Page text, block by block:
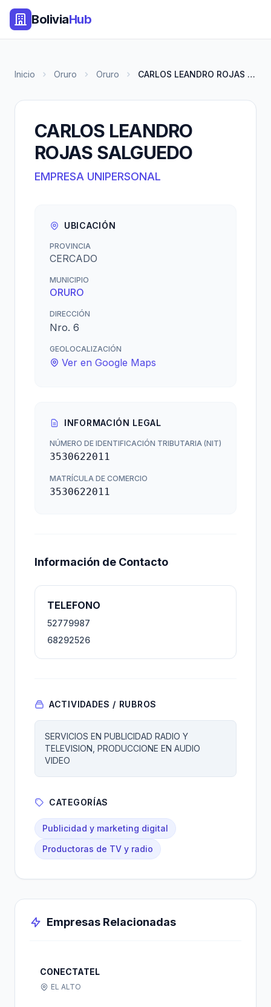
BoliviaHub
Inicio Oruro Oruro CARLOS LEANDRO ROJAS SALGUEDO
CARLOS LEANDRO
ROJAS SALGUEDO
EMPRESA UNIPERSONAL
UBICACIÓN
PROVINCIA
CERCADO
MUNICIPIO
ORURO
DIRECCIÓN
Nro. 6
GEOLOCALIZACIÓN
Ver en Google Maps
INFORMACIÓN LEGAL
NÚMERO DE IDENTIFICACIÓN TRIBUTARIA (NIT)
3530622011
MATRÍCULA DE COMERCIO
3530622011
Información de Contacto
TELEFONO
52779987
68292526
ACTIVIDADES / RUBROS
SERVICIOS EN PUBLICIDAD RADIO Y
TELEVISION, PRODUCCIONE EN AUDIO
VIDEO
CATEGORÍAS
Publicidad y marketing digital
Productoras de TV y radio
Empresas Relacionadas
CONECTATEL
EL ALTO